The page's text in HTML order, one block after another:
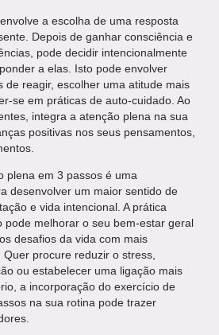
a escolha de uma resposta
Depois de ganhar consciência e
pode decidir intencionalmente
a elas. Isto pode envolver
de reagir, escolher uma atitude mais
se em práticas de auto-cuidado. Ao
integra a atenção plena na sua
positivas nos seus pensamentos,
plena em 3 passos é uma
desenvolver um maior sentido de
e vida intencional. A prática
pode melhorar o seu bem-estar geral
desafios da vida com mais
procure reduzir o stress,
ou estabelecer uma ligação mais
a incorporação do exercício de
na sua rotina pode trazer